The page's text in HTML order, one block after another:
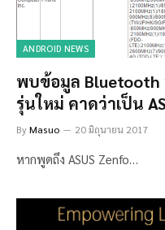
ANDROID NEWS
พบข้อมูล Bluetooth
รุ่นใหม่ คาดว่าเป็น
ByMasuo 20 มิถุนายน 2017
หากพูดถึง ASUS Zenfo…